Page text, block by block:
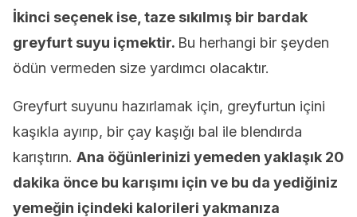
İkinci seçenek ise, taze sıkılmış bir bardak
greyfurt suyu içmektir. Bu herhangi bir şeyden
ödün vermeden size yardımcı olacaktır.
Greyfurt suyunu hazırlamak için, greyfurtun içini
kaşıkla ayırıp, bir çay kaşığı bal ile blendırda
karıştırın. Ana öğünlerinizi yemeden yaklaşık 20
dakika önce bu karışımı için ve bu da yediğiniz
yemeğin içindeki kalorileri yakmanıza